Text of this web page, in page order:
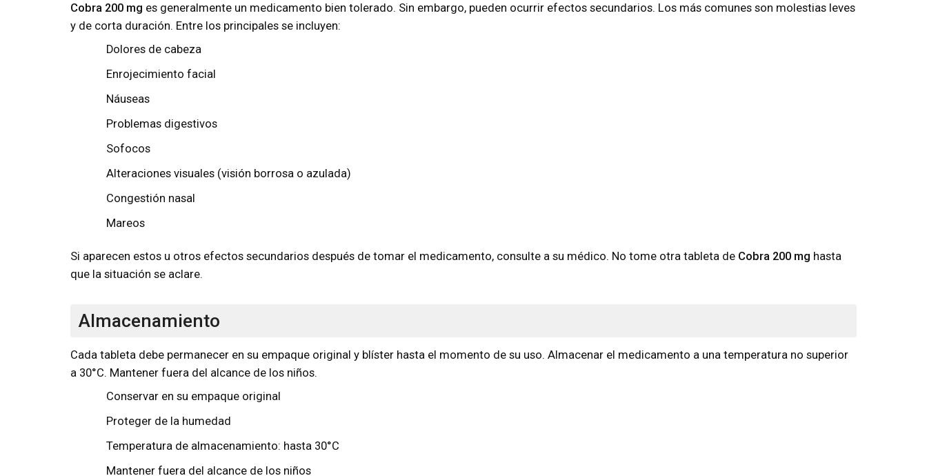
Cobra 200 mg es generalmente un medicamento bien tolerado. Sin embargo, pueden ocurrir efectos secundarios. Los más comunes son molestias leves
y de corta duración. Entre los principales se incluyen:
Dolores de cabeza
Enrojecimiento facial
Náuseas
Problemas digestivos
Sofocos
Alteraciones visuales (visión borrosa o azulada)
Congestión nasal
Mareos
Si aparecen estos u otros efectos secundarios después de tomar el medicamento, consulte a su médico. No tome otra tableta de Cobra 200 mg hasta
que la situación se aclare.
Almacenamiento
Cada tableta debe permanecer en su empaque original y blíster hasta el momento de su uso. Almacenar el medicamento a una temperatura no superior
a 30°C. Mantener fuera del alcance de los niños.
Conservar en su empaque original
Proteger de la humedad
Temperatura de almacenamiento: hasta 30°C
Mantener fuera del alcance de los niños